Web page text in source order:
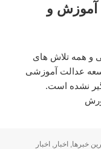
آموزش و
و همه تلاش های
عدالت آموزشی
نشده است.
خبرها, اخبار, اخبار